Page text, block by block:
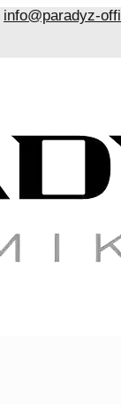
info@paradyz-